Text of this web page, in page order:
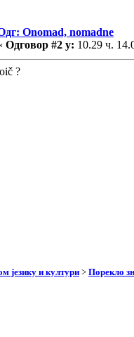
Onomad, nomadne
Одговор #2 у: 10.29 ч.
?
језику и култури > Порекло